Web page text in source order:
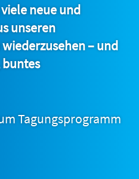
neue und
unseren
– und
Tagungsprogramm